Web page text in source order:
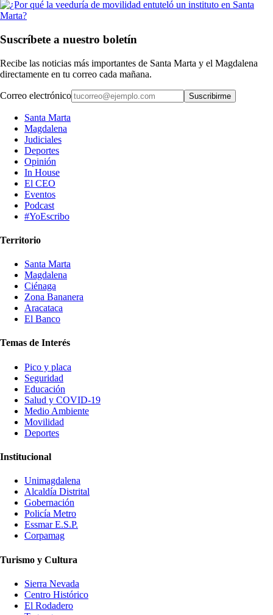
Suscríbete a nuestro boletín
Recibe las noticias más importantes de Santa Marta y el Magdalena
directamente en tu correo cada mañana.
Correo electrónico Suscribirme
Santa Marta
Magdalena
Judiciales
Deportes
Opinión
In House
El CEO
Eventos
Podcast
#YoEscribo
Territorio
Santa Marta
Magdalena
Ciénaga
Zona Bananera
Aracataca
El Banco
Temas de Interés
Pico y placa
Seguridad
Educación
Salud y COVID-19
Medio Ambiente
Movilidad
Deportes
Institucional
Unimagdalena
Alcaldía Distrital
Gobernación
Policía Metro
Essmar E.S.P.
Corpamag
Turismo y Cultura
Sierra Nevada
Centro Histórico
El Rodadero